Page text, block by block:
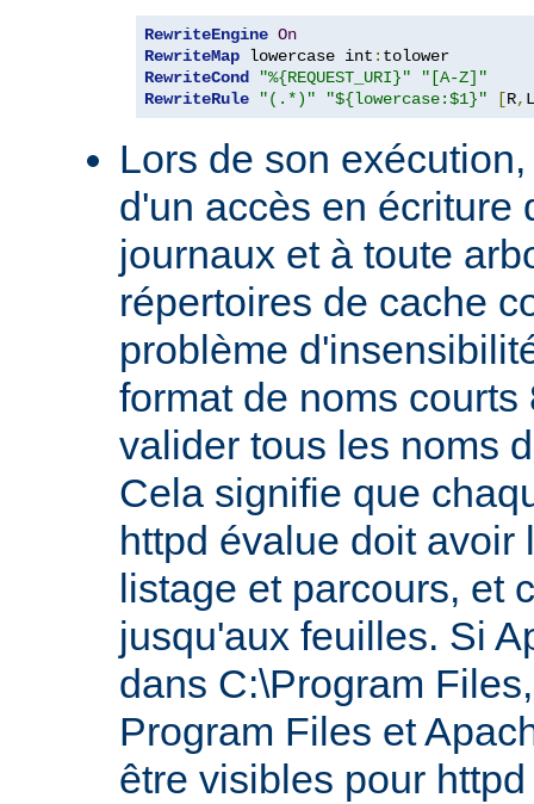
RewriteEngine On
RewriteMap lowercase int :
RewriteCond
"%{REQUEST_URI}"
"[A-Z]"
RewriteRule
"(.*)" "${lowercase:$1}" [R, L
Lors de son
d'un accès en écriture
journaux et à toute
répertoires de cache
problème
format de noms courts
valider tous les noms
Cela signifie que
httpd évalue doit
listage et parcours, et
jusqu'aux feuilles. Si
dans C:\Program
Program Files et
être visibles pour httpd